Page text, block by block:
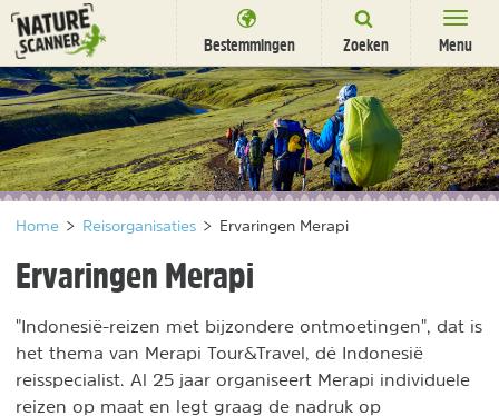
Ga
naar
content
Bestemmingen Zoeken Menu
Bestemmingen
Overnachten
Activiteiten
Natuurparken
Dieren
Nieuwsbrief Uitgelicht
Partners nl /fr
Home > Reisorganisaties > Ervaringen Merapi
Ervaringen Merapi
"Indonesië-reizen met bijzondere ontmoetingen", dat is
het thema van Merapi Tour&Travel, dé Indonesië
reisspecialist. Al 25 jaar organiseert Merapi individuele
reizen op maat en legt graag de nadruk op